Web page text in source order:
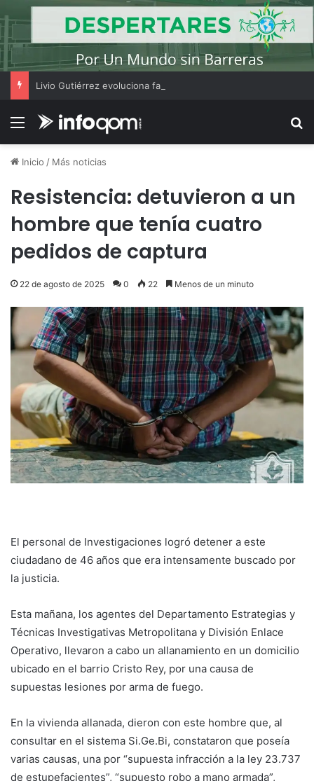
Menú
Inicio / Más noticias
Resistencia: detuvieron a un
hombre que tenía cuatro
pedidos de captura
22 de agosto de 2025 0 22 Menos de un minuto
El personal de Investigaciones logró detener a este
ciudadano de 46 años que era intensamente buscado por
la justicia.
Esta mañana, los agentes del Departamento Estrategias y
Técnicas Investigativas Metropolitana y División Enlace
Operativo, llevaron a cabo un allanamiento en un domicilio
ubicado en el barrio Cristo Rey, por una causa de
supuestas lesiones por arma de fuego.
En la vivienda allanada, dieron con este hombre que, al
consultar en el sistema Si.Ge.Bi, constataron que poseía
varias causas, una por “supuesta infracción a la ley 23.737
de estupefacientes”, “supuesto robo a mano armada”,